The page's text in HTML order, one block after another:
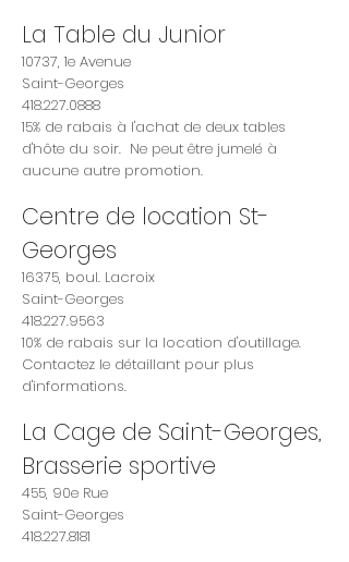
La Table du Junior
10737, 1e Avenue
Saint-Georges
418.227.0888
15% de rabais à l'achat de deux tables
d'hôte du soir. Ne peut être jumelé à
aucune autre promotion.
Centre de location St-
Georges
16375, boul. Lacroix
Saint-Georges
418.227.9563
10% de rabais sur la location d'outillage.
Contactez le détaillant pour plus
d'informations.
La Cage de Saint-Georges,
Brasserie sportive
455, 90e Rue
Saint-Georges
418.227.8181